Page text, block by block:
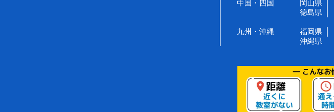
中国・四国 岡山県
徳島県
九州・沖縄 福岡県
沖縄県